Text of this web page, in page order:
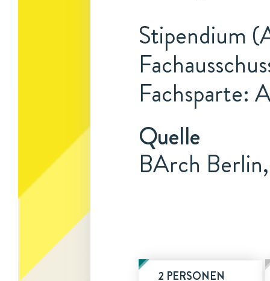
Stipendium
Fachsparte:
Quelle
BArch
2 PERSONEN